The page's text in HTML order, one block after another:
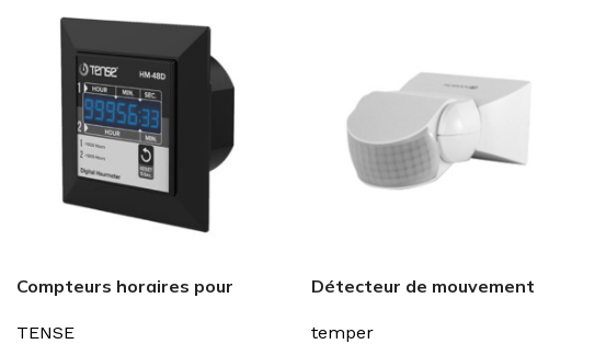
Compteurs horaires pour
TENSE
Détecteur de mouvement
temper